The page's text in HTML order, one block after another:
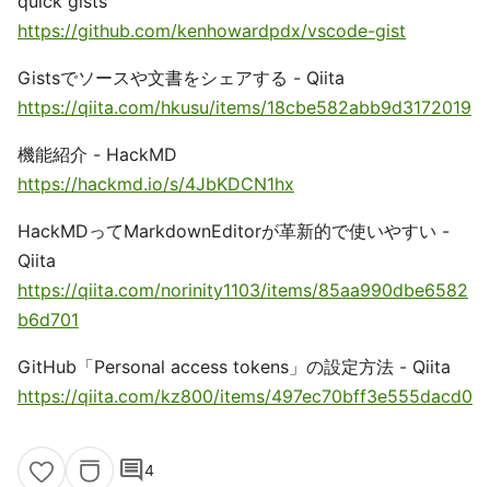
https://github.com/kenhowardpdx/vscode-gist
Gistsでソースや文書をシェアする - Qiita
https://qiita.com/hkusu/items/18cbe582abb9d3172019
機能紹介 - HackMD
https://hackmd.io/s/4JbKDCN1hx
HackMDってMarkdownEditorが革新的で使いやすい -
Qiita
https://qiita.com/norinity1103/items/85aa990dbe6582
b6d701
GitHub「Personal access tokens」の設定方法 - Qiita
https://qiita.com/kz800/items/497ec70bff3e555dacd0
comment4